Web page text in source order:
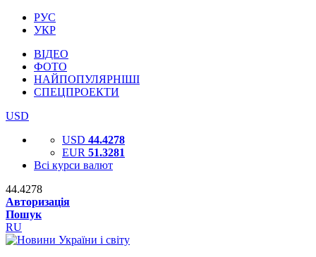
РУС
УКР
ВІДЕО
ФОТО
НАЙПОПУЛЯРНІШІ
СПЕЦПРОЕКТИ
USD
USD 44.4278
EUR 51.3281
Всі курси валют
44.4278
Авторизація
Пошук
RU